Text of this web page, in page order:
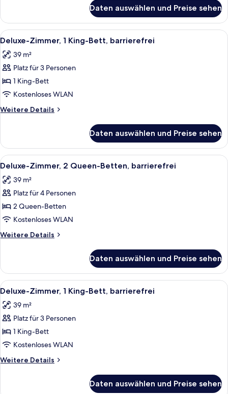
anzeigen
Zimmer,
1 King-
Bett,
(Champions)
Daten auswählen und Preise sehen
Alle
Fotos
für
Deluxe-
Zimmer,
1 King-
Bett,
barrierefrei
Ein Hotelzimmer mit einem großen
5
Deluxe-Zimmer, 1 King-Bett, barrierefrei
39 m²
Platz für 3 Personen
1 King-Bett
Kostenloses WLAN
Weitere Details
Weitere
Zimmer,
1 King-
Bett,
Daten auswählen und Preise sehen
Alle
Fotos
für
Deluxe-
Zimmer,
2 Queen-
Betten,
barrierefrei
Ein Hotelzimmer mit zwei Betten,
8
Deluxe-Zimmer, 2 Queen-Betten, barrierefrei
39 m²
Platz für 4 Personen
2 Queen-Betten
Kostenloses WLAN
Weitere Details
Weitere
Zimmer,
2 Queen-
Betten,
Daten auswählen und Preise sehen
Alle
Fotos
für
Deluxe-
Zimmer,
1 King-
Bett,
barrierefrei
Ein Hotelzimmer mit einem großen
5
Deluxe-Zimmer, 1 King-Bett, barrierefrei
39 m²
Platz für 3 Personen
1 King-Bett
Kostenloses WLAN
Weitere Details
Weitere
Daten auswählen und Preise sehen